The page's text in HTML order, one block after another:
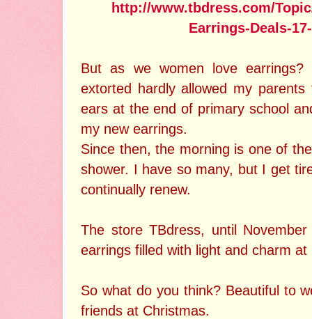
http://www.tbdress.com/
Earrings-Deals-
But as we women love
extorted hardly allowed my
ears at the end of primary school
my new earrings.
Since then, the morning is one of
shower. I have so many, but I get
continually renew.
The store TBdress, until
earrings filled with light and charm at
So what do you think? Beautiful to
friends at Christmas.